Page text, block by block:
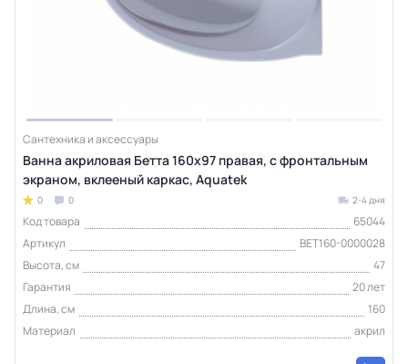
Сантехника и аксессуары
Ванна акриловая Бетта 160х97 правая, с фронтальным
экраном, вклееный каркас, Aquatek
0 0 2-4 дня
Код товара
65044
Артикул
BET160-0000028
Высота, см
47
Гарантия
20 лет
Длина, см
160
Материал
акрил